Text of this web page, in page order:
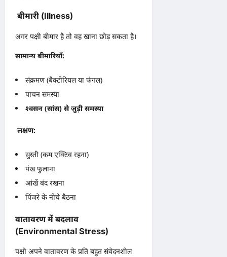
बीमारी (Illness)
अगर पक्षी बीमार है तो वह खाना छोड़ सकता है।
सामान्य बीमारियाँ:
संक्रमण (बैक्टीरियल या फंगल)
पाचन समस्या
श्वसन (सांस) से जुड़ी समस्या
लक्षण:
सुस्ती (कम एक्टिव रहना)
पंख फुलाना
आंखें बंद रखना
पिंजरे के नीचे बैठना
वातावरण में बदलाव
(Environmental Stress)
पक्षी अपने वातावरण के प्रति बहुत संवेदनशील